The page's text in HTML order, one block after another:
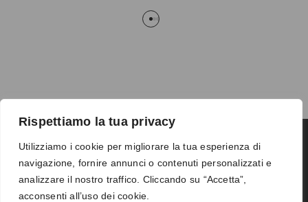
Rispettiamo la tua privacy
Utilizziamo i cookie per migliorare la tua esperienza di
navigazione, fornire annunci o contenuti personalizzati e
analizzare il nostro traffico. Cliccando su “Accetta”,
acconsenti all’uso dei cookie.
Termini e condizioni-Privacy-Reso